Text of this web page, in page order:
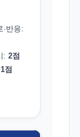
·반응:
: 2점
1점